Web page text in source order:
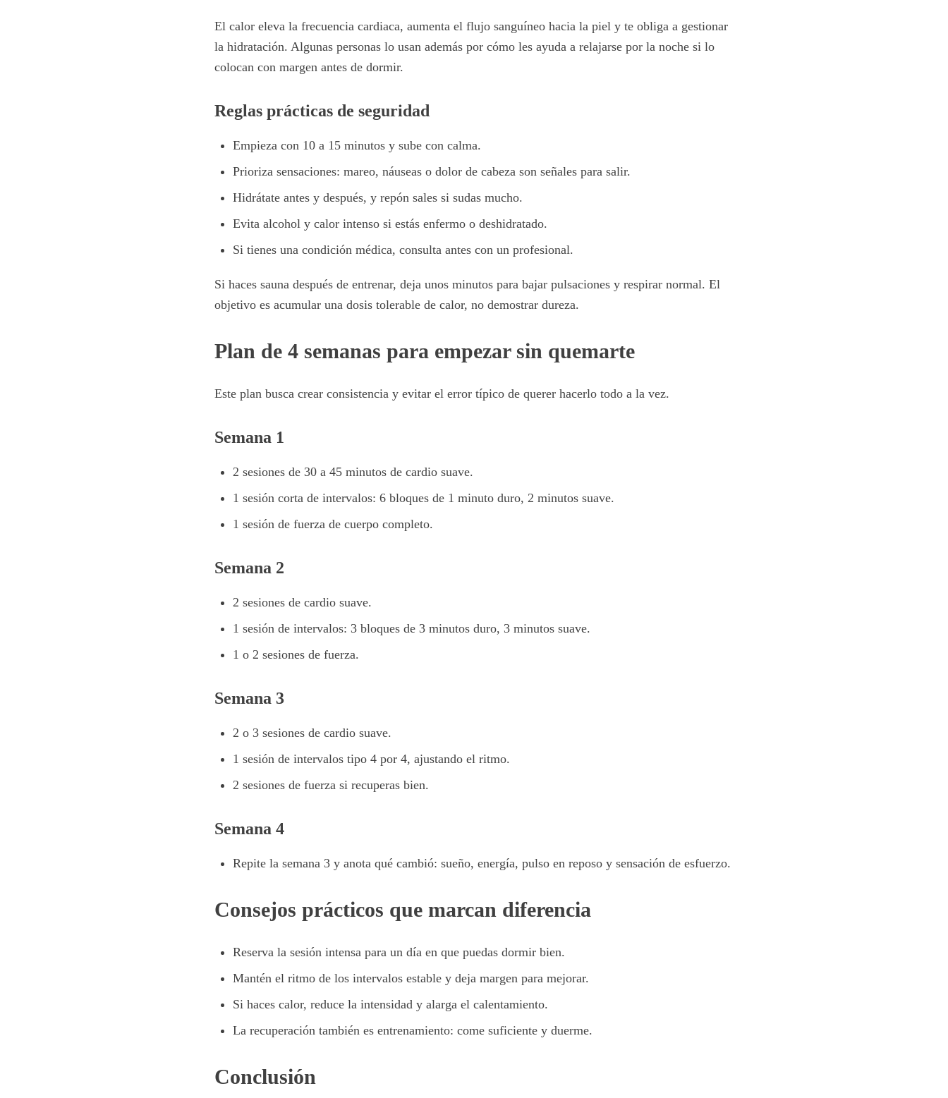
El calor eleva la frecuencia cardiaca, aumenta el flujo sanguíneo hacia la piel y te obliga a gestionar
la hidratación. Algunas personas lo usan además por cómo les ayuda a relajarse por la noche si lo
colocan con margen antes de dormir.
Reglas prácticas de seguridad
Empieza con 10 a 15 minutos y sube con calma.
Prioriza sensaciones: mareo, náuseas o dolor de cabeza son señales para salir.
Hidrátate antes y después, y repón sales si sudas mucho.
Evita alcohol y calor intenso si estás enfermo o deshidratado.
Si tienes una condición médica, consulta antes con un profesional.
Si haces sauna después de entrenar, deja unos minutos para bajar pulsaciones y respirar normal. El
objetivo es acumular una dosis tolerable de calor, no demostrar dureza.
Plan de 4 semanas para empezar sin quemarte
Este plan busca crear consistencia y evitar el error típico de querer hacerlo todo a la vez.
Semana 1
2 sesiones de 30 a 45 minutos de cardio suave.
1 sesión corta de intervalos: 6 bloques de 1 minuto duro, 2 minutos suave.
1 sesión de fuerza de cuerpo completo.
Semana 2
2 sesiones de cardio suave.
1 sesión de intervalos: 3 bloques de 3 minutos duro, 3 minutos suave.
1 o 2 sesiones de fuerza.
Semana 3
2 o 3 sesiones de cardio suave.
1 sesión de intervalos tipo 4 por 4, ajustando el ritmo.
2 sesiones de fuerza si recuperas bien.
Semana 4
Repite la semana 3 y anota qué cambió: sueño, energía, pulso en reposo y sensación de esfuerzo.
Consejos prácticos que marcan diferencia
Reserva la sesión intensa para un día en que puedas dormir bien.
Mantén el ritmo de los intervalos estable y deja margen para mejorar.
Si haces calor, reduce la intensidad y alarga el calentamiento.
La recuperación también es entrenamiento: come suficiente y duerme.
Conclusión